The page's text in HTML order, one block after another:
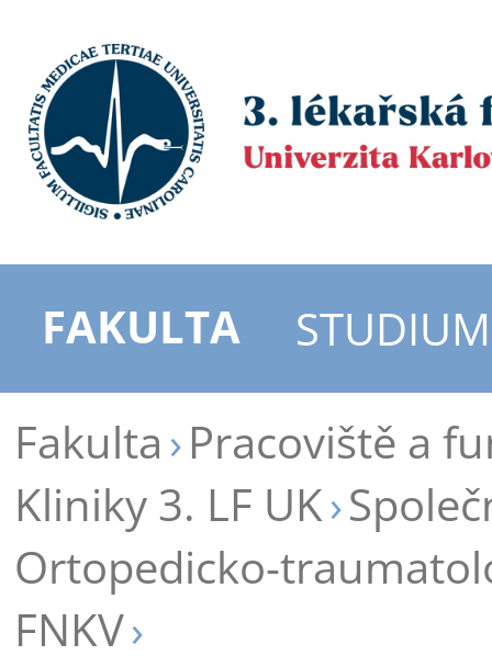
FAKULTA
STUDIUM
Fakulta Pracoviště a
Kliniky 3. LF UK
Ortopedicko-
FNKV